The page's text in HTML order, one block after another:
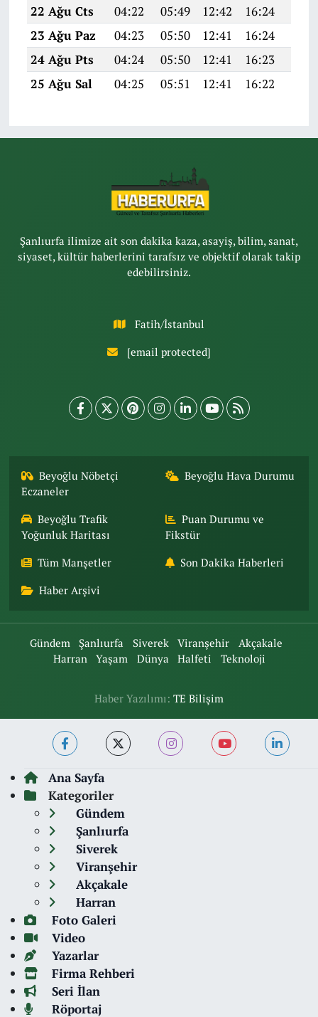
22 Ağu Cts
04:22 05:49 12:42 16:24
23 Ağu Paz
04:23 05:50 12:41 16:24
24 Ağu Pts
04:24 05:50 12:41 16:23
25 Ağu Sal
04:25 05:51 12:41 16:22
Şanlıurfa ilimize ait son dakika kaza, asayiş, bilim, sanat,
siyaset, kültür haberlerini tarafsız ve objektif olarak takip
edebilirsiniz.
Fatih/İstanbul
[email protected]
Beyoğlu Nöbetçi
Eczaneler
Beyoğlu Hava Durumu
Beyoğlu Trafik
Yoğunluk Haritası
Puan Durumu ve
Fikstür
Tüm Manşetler Son Dakika Haberleri
Haber Arşivi
Gündem Şanlıurfa Siverek Viranşehir
Akçakale
Harran
Yaşam Dünya Halfeti Teknoloji
Haber Yazılımı: TE Bilişim
Ana Sayfa
Kategoriler
Gündem
Şanlıurfa
Siverek
Viranşehir
Akçakale
Harran
Foto Galeri
Video
Yazarlar
Firma Rehberi
Seri İlan
Röportaj